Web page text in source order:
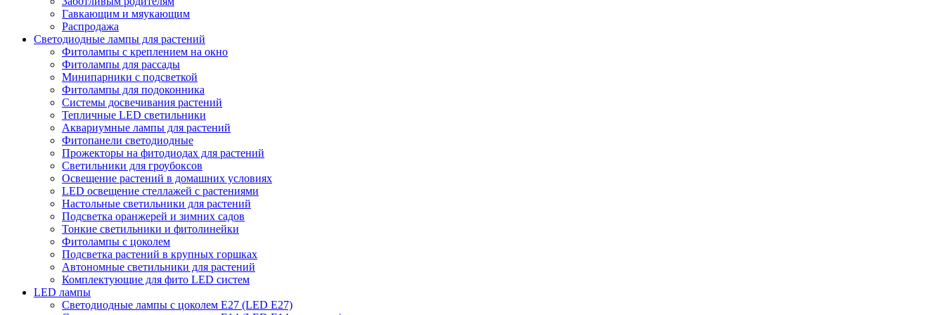
Гавкающим и мяукающим
Распродажа
Светодиодные лампы для растений
Фитолампы с креплением на окно
Фитолампы для рассады
Минипарники с подсветкой
Фитолампы для подоконника
Системы досвечивания растений
Тепличные LED светильники
Аквариумные лампы для растений
Фитопанели светодиодные
Прожекторы на фитодиодах для растений
Светильники для гроубоксов
Освещение растений в домашних условиях
LED освещение стеллажей с растениями
Настольные светильники для растений
Подсветка оранжерей и зимних садов
Тонкие светильники и фитолинейки
Фитолампы с цоколем
Подсветка растений в крупных горшках
Автономные светильники для растений
Комплектующие для фито LED систем
LED лампы
Светодиодные лампы с цоколем Е27 (LED E27)